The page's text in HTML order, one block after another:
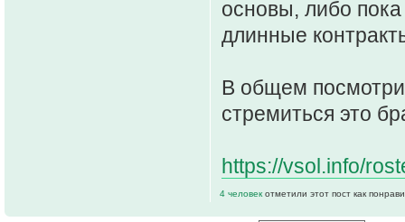
основы, либо
длинные
В общем
стремиться это
https://vsol.info/
4 человек отметили этот пост как